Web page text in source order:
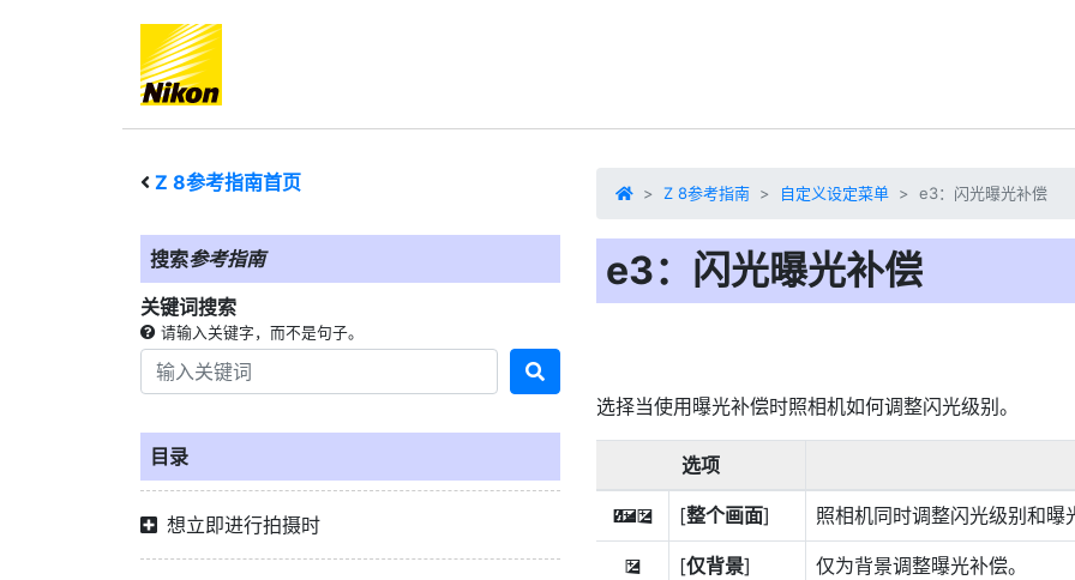
Z 8参考指南首页
搜索参考指南
关键词搜索
请输入关键字，而不是句子。
目录
想立即进行拍摄时
Z 8参考指南 自定义设定菜单 e3：闪光曝光补偿
e3：闪光曝光补偿
选择当使用曝光补偿时照相机如何调整闪光级别。
选项
Y E [整个画面] 照相机同时调整闪光级别和
E [仅背景] 仅为背景调整曝光补偿。